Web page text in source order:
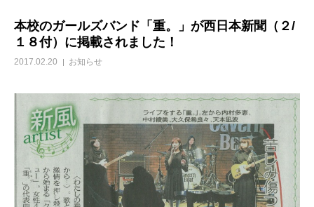
本校のガールズバンド「重。」が西日本新聞（２/
１８付）に掲載されました！
2017.02.20 お知らせ